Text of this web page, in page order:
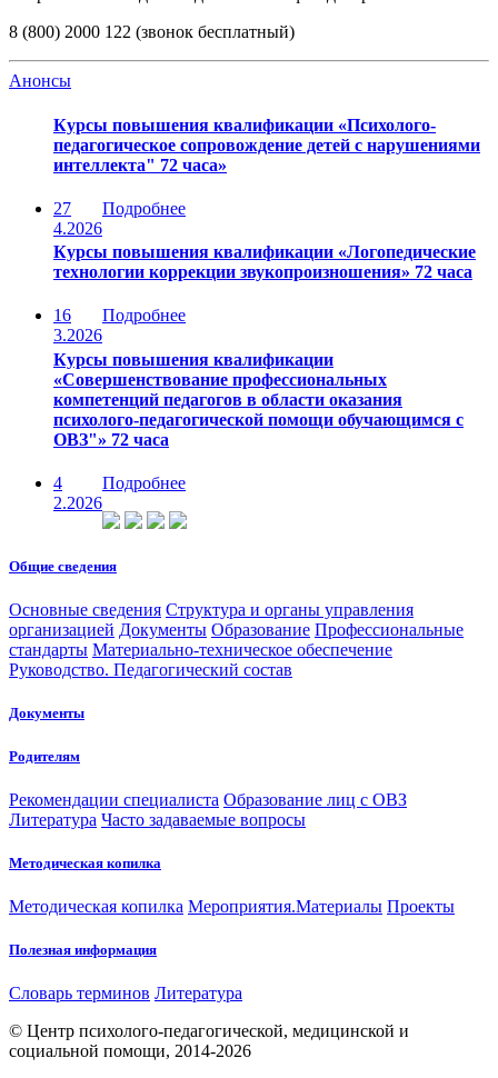
8 (800) 2000 122 (звонок бесплатный)
Анонсы
Курсы повышения квалификации «Психолого-
педагогическое сопровождение детей с нарушениями
интеллекта" 72 часа»
27
4.2026
Подробнее
Курсы повышения квалификации «Логопедические
технологии коррекции звукопроизношения» 72 часа
16
3.2026
Подробнее
Курсы повышения квалификации
«Совершенствование профессиональных
компетенций педагогов в области оказания
психолого-педагогической помощи обучающимся с
ОВЗ"» 72 часа
4
2.2026
Подробнее
Общие сведения
Основные сведения Структура и органы управления
организацией Документы Образование Профессиональные
стандарты Материально-техническое обеспечение
Руководство. Педагогический состав
Документы
Родителям
Рекомендации специалиста Образование лиц с ОВЗ
Литература Часто задаваемые вопросы
Методическая копилка
Методическая копилка Мероприятия.Материалы Проекты
Полезная информация
Словарь терминов Литература
© Центр психолого-педагогической, медицинской и
социальной помощи, 2014-2026